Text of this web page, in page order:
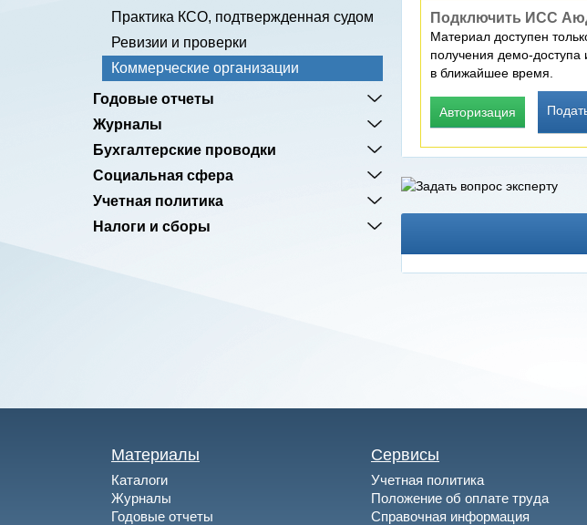
Практика КСО, подтвержденная судом
Ревизии и проверки
Коммерческие организации
Годовые отчеты
Журналы
Бухгалтерские проводки
Социальная сфера
Учетная политика
Налоги и сборы
Подключить ИСС
Материал доступен
получения демо-
в ближайшее время.
Авторизация
Материалы
Каталоги
Журналы
Годовые отчеты
Сервисы
Учетная политика
Положение об оплате труда
Справочная информация